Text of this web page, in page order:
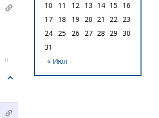
0 « Июл
10
11 12 13 14 15
16
17
18 19 20 21 22 23
24
25 26 27 28 29 30
31